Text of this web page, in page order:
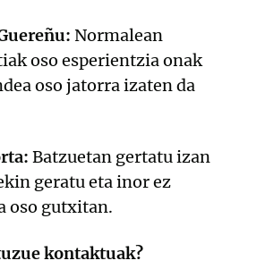
Normalean
oso esperientzia onak
oso jatorra izaten da
Batzuetan gertatu izan
geratu eta inor ez
oso gutxitan.
kontaktuak?